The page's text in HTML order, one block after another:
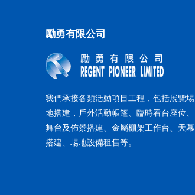
勵勇有限公司
我們承接各類活動項目工程，包括展覽場
地搭建，戶外活動帳篷、臨時看台座位、
舞台及佈景搭建、金屬棚架工作台、天幕
搭建、場地設備租售等。